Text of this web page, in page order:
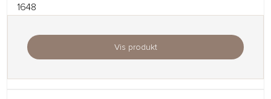
1648
Vis produkt